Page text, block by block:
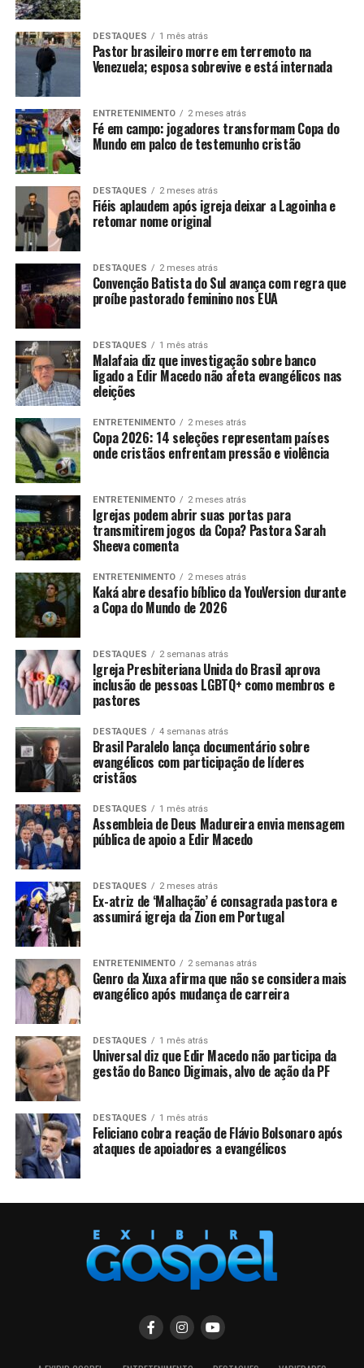
DESTAQUES 1 mês atrás
Pastor brasileiro morre em terremoto na
Venezuela; esposa sobrevive e está internada
ENTRETENIMENTO 2 meses atrás
Fé em campo: jogadores transformam Copa do
Mundo em palco de testemunho cristão
DESTAQUES 2 meses atrás
Fiéis aplaudem após igreja deixar a Lagoinha e
retomar nome original
DESTAQUES 2 meses atrás
Convenção Batista do Sul avança com regra que
proíbe pastorado feminino nos EUA
DESTAQUES 1 mês atrás
Malafaia diz que investigação sobre banco
ligado a Edir Macedo não afeta evangélicos nas
eleições
ENTRETENIMENTO 2 meses atrás
Copa 2026: 14 seleções representam países
onde cristãos enfrentam pressão e violência
ENTRETENIMENTO 2 meses atrás
Igrejas podem abrir suas portas para
transmitirem jogos da Copa? Pastora Sarah
Sheeva comenta
ENTRETENIMENTO 2 meses atrás
Kaká abre desafio bíblico da YouVersion durante
a Copa do Mundo de 2026
DESTAQUES 2 semanas atrás
Igreja Presbiteriana Unida do Brasil aprova
inclusão de pessoas LGBTQ+ como membros e
pastores
DESTAQUES 4 semanas atrás
Brasil Paralelo lança documentário sobre
evangélicos com participação de líderes
cristãos
DESTAQUES 1 mês atrás
Assembleia de Deus Madureira envia mensagem
pública de apoio a Edir Macedo
DESTAQUES 2 meses atrás
Ex-atriz de ‘Malhação’ é consagrada pastora e
assumirá igreja da Zion em Portugal
ENTRETENIMENTO 2 semanas atrás
Genro da Xuxa afirma que não se considera mais
evangélico após mudança de carreira
DESTAQUES 1 mês atrás
Universal diz que Edir Macedo não participa da
gestão do Banco Digimais, alvo de ação da PF
DESTAQUES 1 mês atrás
Feliciano cobra reação de Flávio Bolsonaro após
ataques de apoiadores a evangélicos